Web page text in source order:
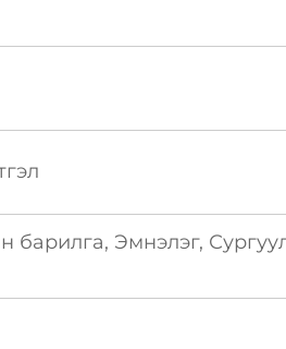
Эмнэлэг,